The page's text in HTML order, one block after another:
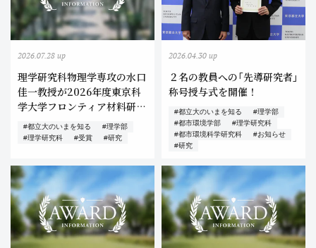
2026.07.28 up
理学研究科物理学専攻の水口
佳一教授が2026年度東京科
学大学フロンティア材料研究
所のフロンティア材料研究所
学術賞（研究奨励部門）を受賞
#都立大のいまを知る
#理学部
#理学研究科
#受賞 #研究
2026.04.30 up
２名の教員への「先導研究者」
称号授与式を開催！
#都立大のいまを知る
#理学部
#都市環境学部
#理学研究科
#都市環境科学研究科
#お知らせ
#研究